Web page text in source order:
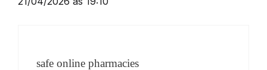
safe online pharmacies